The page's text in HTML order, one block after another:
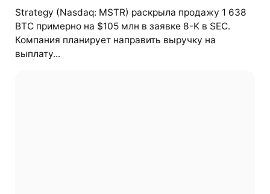
Strategy (Nasdaq: MSTR) раскрыла продажу 1 638
BTC примерно на $105 млн в заявке 8-K в SEC.
Компания планирует направить выручку на
выплату...